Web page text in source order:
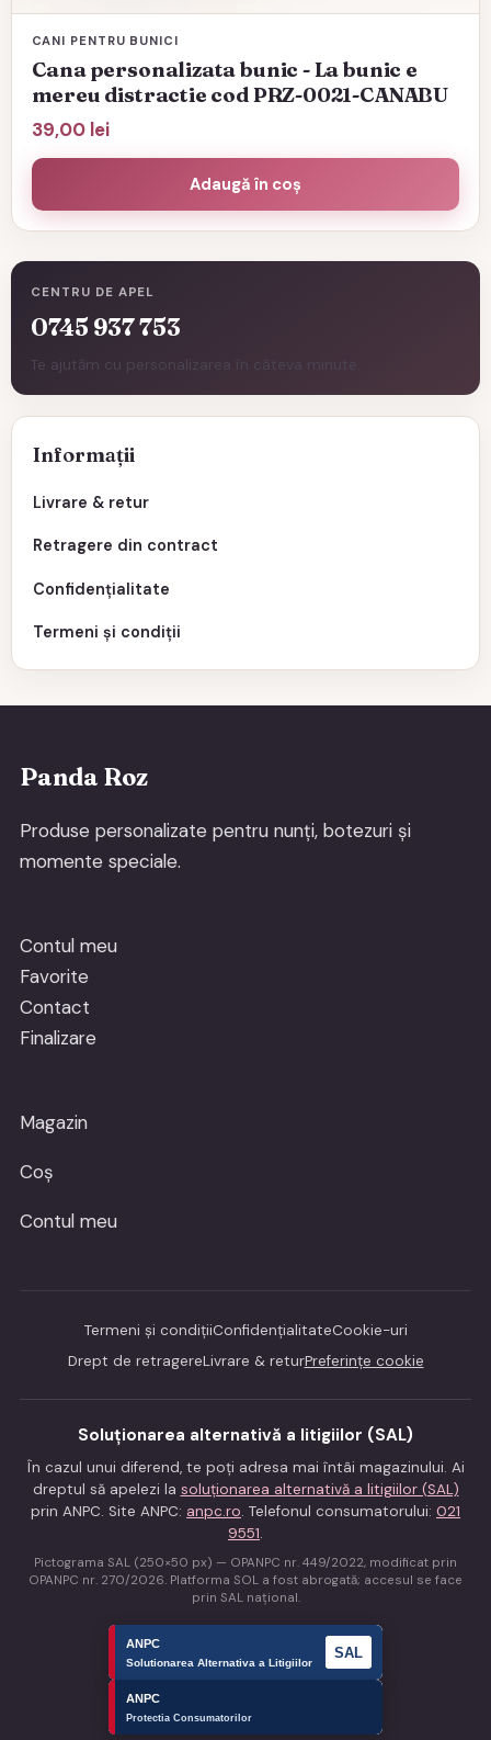
CENTRU DE APEL
0745 937 753
Te ajutăm cu personalizarea în câteva minute.
Informații
Livrare & retur
Retragere din contract
Confidențialitate
Termeni și condiții
CANI PENTRU BUNICI
Cana personalizata bunic - La bunic e
mereu distractie cod PRZ-0021-CANABU
39,00 lei
Adaugă în coș
Panda Roz
Produse personalizate pentru nunți, botezuri și
momente speciale.
Contul meu
Favorite
Contact
Finalizare
Magazin
Coș
Contul meu
Termeni și condițiiConfidențialitateCookie-uri
Drept de retragereLivrare & returPreferințe cookie
Soluționarea alternativă a litigiilor (SAL)
În cazul unui diferend, te poți adresa mai întâi magazinului. Ai
dreptul să apelezi la soluționarea alternativă a litigiilor (SAL)
prin ANPC. Site ANPC: anpc.ro. Telefonul consumatorului: 021
9551.
Pictograma SAL (250×50 px) — OPANPC nr. 449/2022, modificat prin
OPANPC nr. 270/2026. Platforma SOL a fost abrogată; accesul se face
prin SAL național.